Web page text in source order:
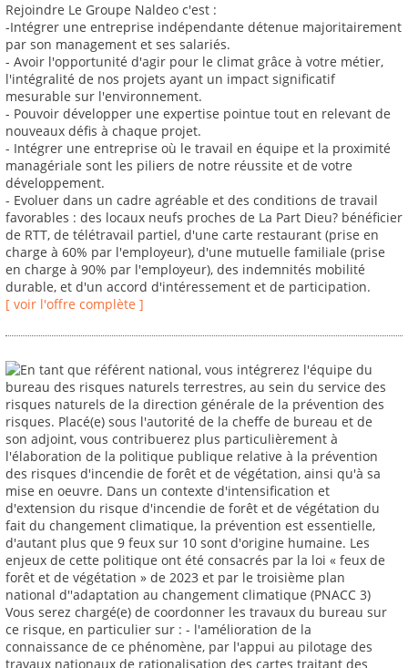
Rejoindre Le Groupe Naldeo c'est :
-Intégrer une entreprise indépendante détenue majoritairement
par son management et ses salariés.
- Avoir l'opportunité d'agir pour le climat grâce à votre métier,
l'intégralité de nos projets ayant un impact significatif
mesurable sur l'environnement.
- Pouvoir développer une expertise pointue tout en relevant de
nouveaux défis à chaque projet.
- Intégrer une entreprise où le travail en équipe et la proximité
managériale sont les piliers de notre réussite et de votre
développement.
- Evoluer dans un cadre agréable et des conditions de travail
favorables : des locaux neufs proches de La Part Dieu? bénéficier
de RTT, de télétravail partiel, d'une carte restaurant (prise en
charge à 60% par l'employeur), d'une mutuelle familiale (prise
en charge à 90% par l'employeur), des indemnités mobilité
durable, et d'un accord d'intéressement et de participation.
[ voir l'offre complète ]